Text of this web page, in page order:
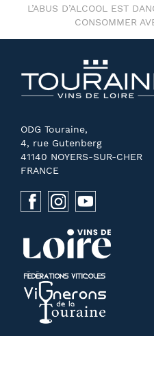
L’ABUS D’ALCOOL EST
CONSOMMER
ODG Touraine,
4, rue Gutenberg
41140 NOYERS-SUR-CHER
FRANCE